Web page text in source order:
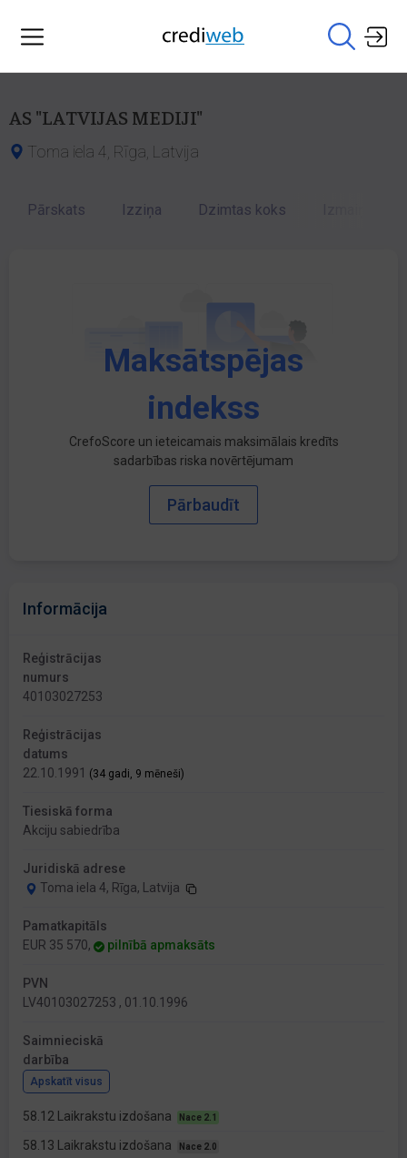
AS "LATVIJAS MEDIJI"
Toma iela 4, Rīga, Latvija
Pārskats Izziņa Dzimtas koks
Maksātspējas
indekss
CrefoScore un ieteicamais maksimālais kredīts
sadarbības riska novērtējumam
Pārbaudīt
Informācija
Reģistrācijas
numurs
40103027253
Reģistrācijas
datums
22.10.1991 (34 gadi, 9 mēneši)
Tiesiskā forma
Akciju sabiedrība
Juridiskā adrese
Toma iela 4, Rīga, Latvija
Pamatkapitāls
EUR 35 570,
pilnībā apmaksāts
PVN
LV40103027253 , 01.10.1996
Saimnieciskā
darbība
Apskatīt visus
58.12 Laikrakstu izdošana Nace 2.1
58.13 Laikrakstu izdošana Nace 2.0